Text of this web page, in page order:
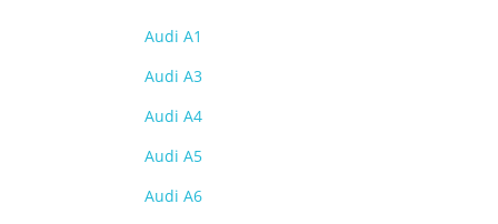
Audi A1
Audi A3
Audi A4
Audi A5
Audi A6